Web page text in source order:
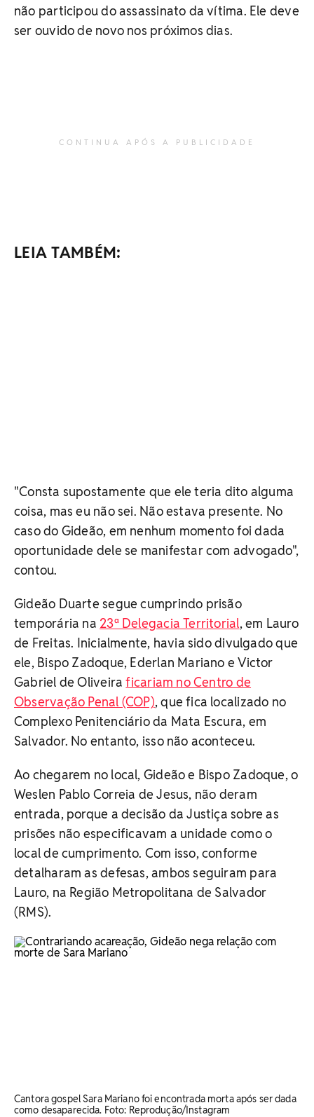
não participou do assassinato da vítima. Ele deve
ser ouvido de novo nos próximos dias.
CONTINUA APÓS A PUBLICIDADE
LEIA TAMBÉM:
"Consta supostamente que ele teria dito alguma
coisa, mas eu não sei. Não estava presente. No
caso do Gideão, em nenhum momento foi dada
oportunidade dele se manifestar com advogado",
contou.
Gideão Duarte segue cumprindo prisão
temporária na 23ª Delegacia Territorial, em Lauro
de Freitas. Inicialmente, havia sido divulgado que
ele, Bispo Zadoque, Ederlan Mariano e Victor
Gabriel de Oliveiraficariam no Centro de
Observação Penal (COP), que fica localizado no
Complexo Penitenciário da Mata Escura, em
Salvador. No entanto, isso não aconteceu.
Ao chegarem no local, Gideão e Bispo Zadoque, o
Weslen Pablo Correia de Jesus, não deram
entrada, porque a decisão da Justiça sobre as
prisões não especificavam a unidade como o
local de cumprimento. Com isso, conforme
detalharam as defesas, ambos seguiram para
Lauro, na Região Metropolitana de Salvador
(RMS).
Cantora gospel Sara Mariano foi encontrada morta após ser dada
como desaparecida. Foto: Reprodução/Instagram